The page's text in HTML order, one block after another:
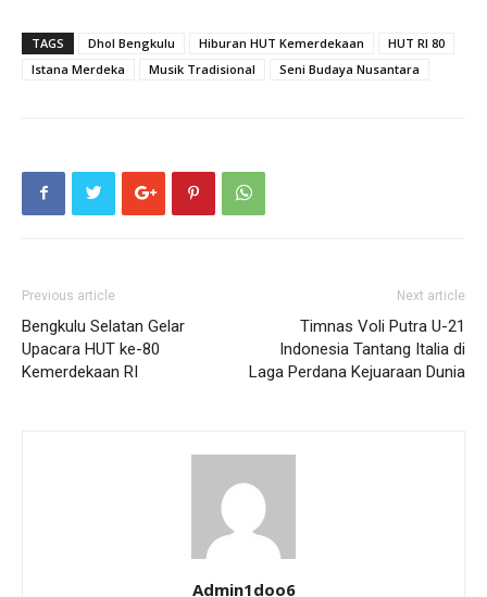
TAGS Dhol Bengkulu Hiburan HUT Kemerdekaan
HUT RI 80
Istana Merdeka
Musik Tradisional Seni Budaya Nusantara
Previous article
Bengkulu Selatan Gelar
Upacara HUT ke-80
Kemerdekaan RI
Next article
Timnas Voli Putra U-21
Indonesia Tantang Italia di
Laga Perdana Kejuaraan Dunia
Admin1doo6